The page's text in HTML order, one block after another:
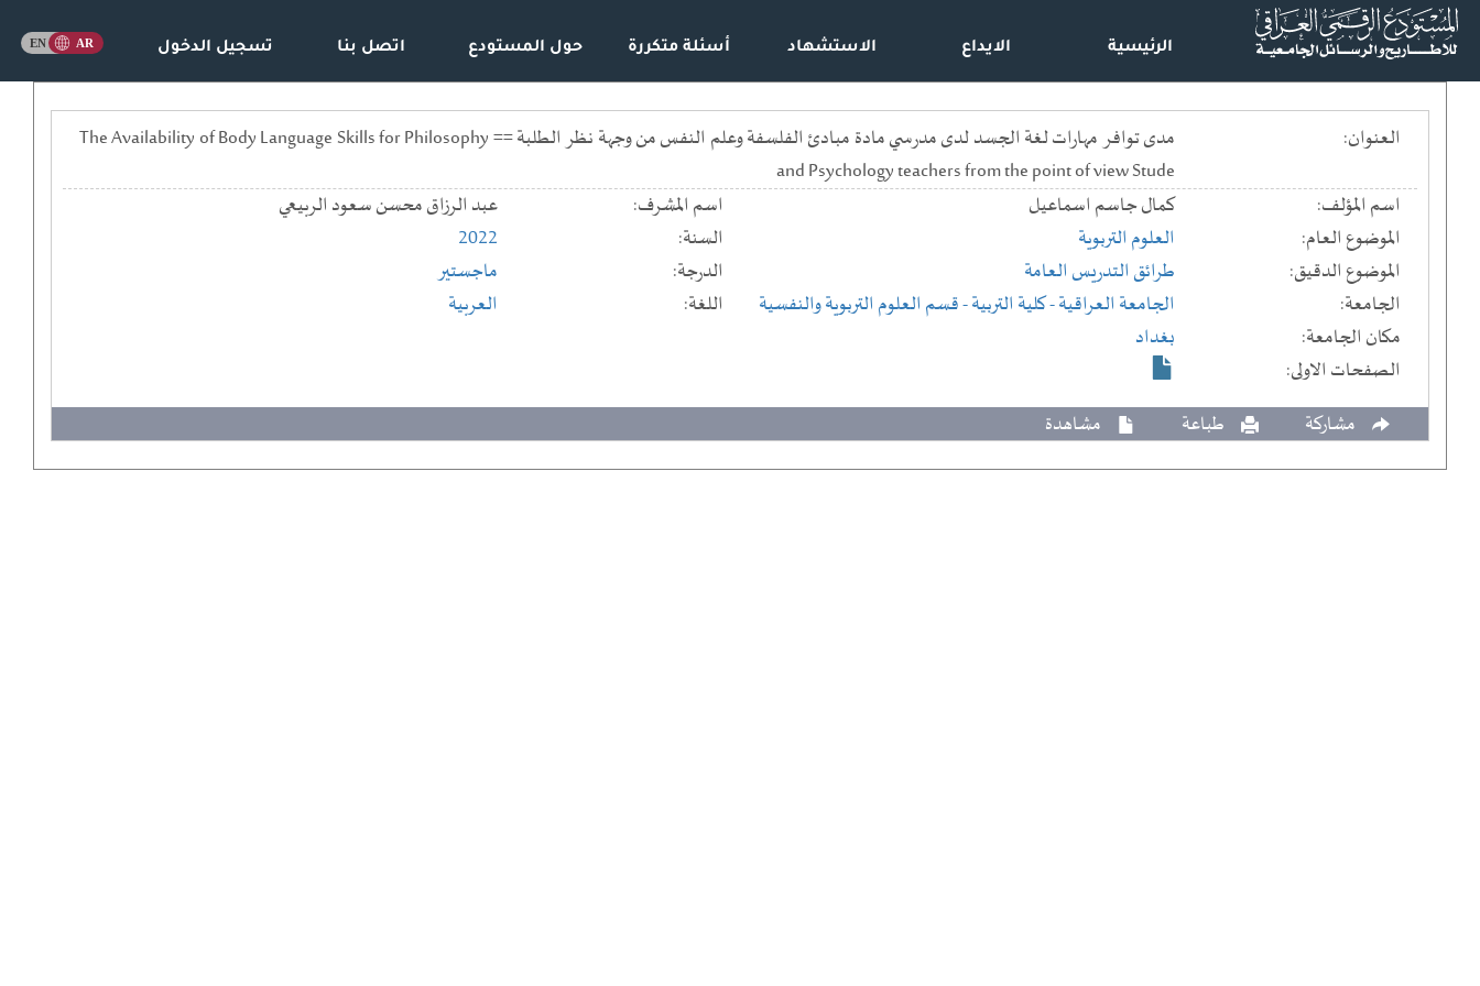
الرئيسية الايداع الاستشهاد أسئلة متكررة حول المستودع اتصل بنا تسجيل الدخول
العنوان:
مدى توافر مهارات لغة الجسد لدى مدرسي مادة مبادئ الفلسفة وعلم النفس من وجهة نظر الطلبة == The Availability of Body Language Skills for Philosophy
and Psychology teachers from the point of view Stude
اسم المؤلف:
كمال جاسم اسماعيل اسم المشرف:
عبد الرزاق محسن سعود الربيعي
الموضوع العام:
العلوم التربوية السنة:
2022
الموضوع الدقيق:
طرائق التدريس العامة الدرجة:
ماجستير
الجامعة:
الجامعة العراقية- كلية التربية- قسم العلوم التربوية والنفسية اللغة:
العربية
مكان الجامعة:
بغداد
الصفحات الاولى:
مشاركة
طباعة مشاهدة